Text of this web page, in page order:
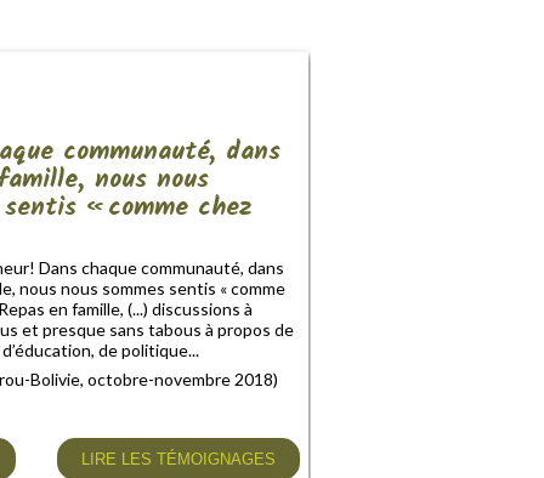
communauté, dans
nous nous
« comme chez
Dans chaque communauté, dans
nous nous sommes sentis « comme
en famille, (...) discussions à
et presque sans tabous à propos de
de politique...
Bolivie, octobre-novembre 2018)
LIRE LES TÉMOIGNAGES